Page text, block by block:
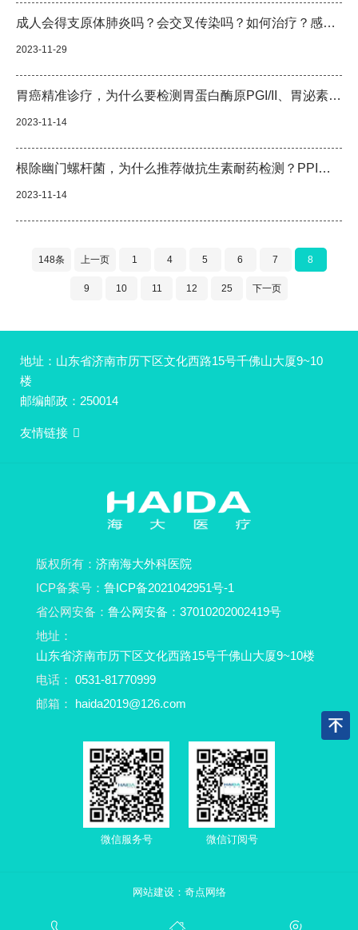
成人会得支原体肺炎吗？会交叉传染吗？如何治疗？感染后，这些事情要注意
2023-11-29
胃癌精准诊疗，为什么要检测胃蛋白酶原PGI/II、胃泌素G-17?
2023-11-14
根除幽门螺杆菌，为什么推荐做抗生素耐药检测？PPI代谢检测？
2023-11-14
148条 上一页 1 4 5 6 7 8
9 10 11 12 25 下一页
地址：山东省济南市历下区文化西路15号千佛山大厦9~10
楼
邮编邮政：250014
友情链接
版权所有： 济南海大外科医院
ICP备案号： 鲁ICP备2021042951号-1
省公网安备： 鲁公网安备：37010202002419号
地址：
山东省济南市历下区文化西路15号千佛山大厦9~10楼
电话： 0531-81770999
邮箱：
haida2019@126.com
微信服务号 微信订阅号
网站建设： 奇点网络